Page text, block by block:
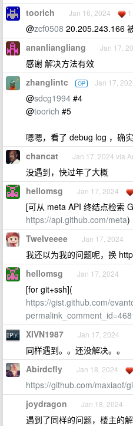
toorich Jan 16, 2024 1
@zcf0508 20.205.243.166
ananliangliang Jan 17,
感谢 解决方法有效
zhanglintc OP Jan 17,
@sdcg1994 #4
@toorich #5
嗯嗯，看了 debug log ，确
chancat Jan 17, 2024 via
没遇到，快过年了大概
hellomsg Jan 17, 2024
[可从 meta API 终结点检索
https://api.github.com/meta)
Twelveeee Jan 17, 2024
我还以为我的问题呢，换
hellomsg Jan 17, 2024
[for git+ssh](
https://gist.github.com/
XIVN1987 Jan 17, 2024
同样遇到。。还没解决。。
Abirdcfly Jan 18, 2024
https://github.com/maxiaof/
joydragon Jan 18, 2024
遇到了同样的问题，楼主的解